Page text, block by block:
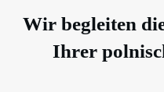
Wir begleiten
Ihrer